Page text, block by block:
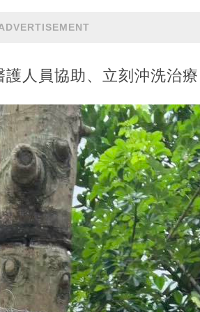
人員協助、立刻沖洗治